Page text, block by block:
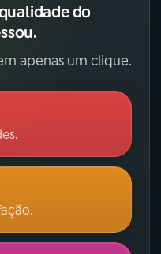
do
apenas um clique.